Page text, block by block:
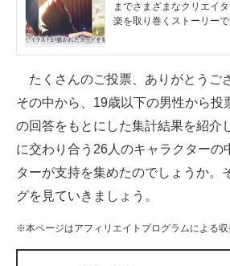
企業ITのトレンドを詳説
マーケ×ITの今がよく分かる
ITエンジニア向け専門サイト
企業向けIT製品の総合サイト
IT製品の技術・比較・事例
製造業のIT導入・活用を支援
までさまざまなクリエイ
楽を取り巻くストーリー
たくさんのご投票、ありがとう
その中から、19歳以下の男性から投
の回答をもとにした集計結果を紹介
に交わり合う26人のキャラクターの
ターが支持を集めたのでしょうか。
グを見ていきましょう。
※本ページはアフィリエイトプログラムによる